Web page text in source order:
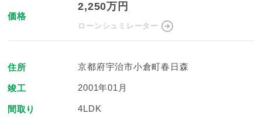
価格
2,250万円
ローンシュミレーター
住所 京都府宇治市小倉町春日森
竣工 2001年01月
間取り 4LDK